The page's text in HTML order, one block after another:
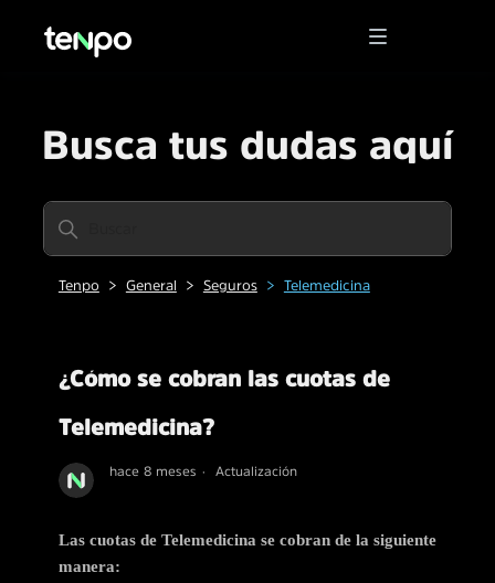
Busca tus dudas aquí
Tenpo General Seguros Telemedicina
¿Cómo se cobran las cuotas de
Telemedicina?
hace 8 meses Actualización
Las cuotas de Telemedicina se cobran de la siguiente
manera: